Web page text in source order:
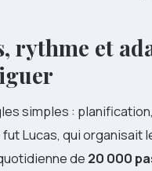
rythme et
simples :
Lucas, qui organisait
de 20 000